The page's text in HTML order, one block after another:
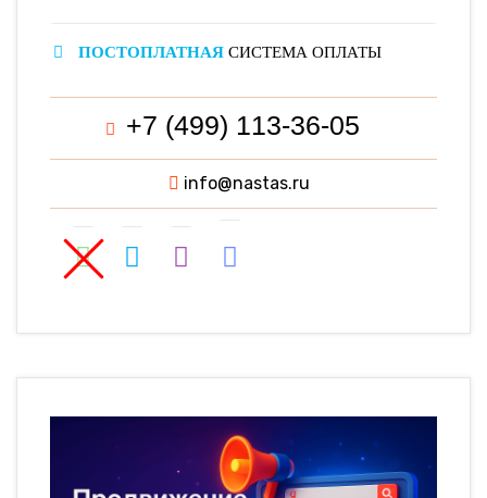
ПОСТОПЛАТНАЯ СИСТЕМА ОПЛАТЫ
+7 (499) 113-36-05
info@nastas.ru